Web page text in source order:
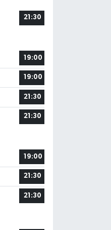
21:30
19:00
19:00
21:30
21:30
19:00
21:30
21:30